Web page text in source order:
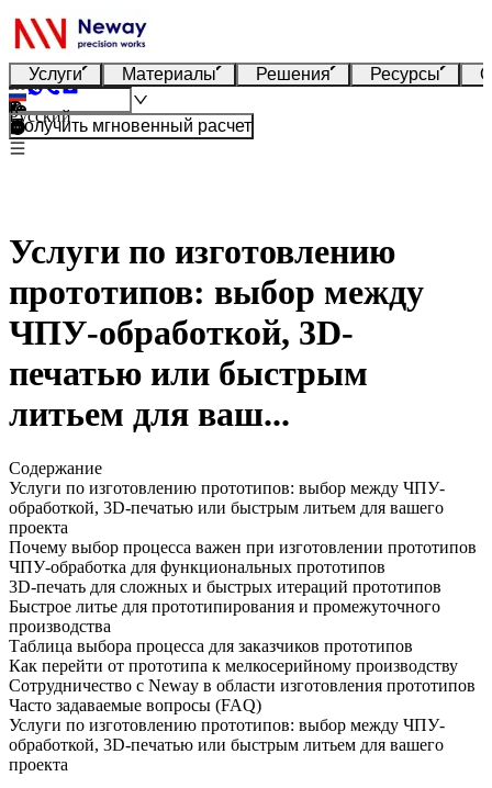
Услуги Материалы Решения Ресурсы
Русский
Получить мгновенный расчет
Услуги по изготовлению
прототипов: выбор между
ЧПУ-обработкой, 3D-
печатью или быстрым
литьем для ваш...
Содержание
Услуги по изготовлению прототипов: выбор между ЧПУ-
обработкой, 3D-печатью или быстрым литьем для вашего
проекта
Почему выбор процесса важен при изготовлении прототипов
ЧПУ-обработка для функциональных прототипов
3D-печать для сложных и быстрых итераций прототипов
Быстрое литье для прототипирования и промежуточного
производства
Таблица выбора процесса для заказчиков прототипов
Как перейти от прототипа к мелкосерийному производству
Сотрудничество с Neway в области изготовления прототипов
Часто задаваемые вопросы (FAQ)
Услуги по изготовлению прототипов: выбор между ЧПУ-
обработкой, 3D-печатью или быстрым литьем для вашего
проекта